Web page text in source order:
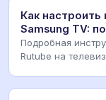
Как настроить
Samsung TV:
Подробная
Rutube на